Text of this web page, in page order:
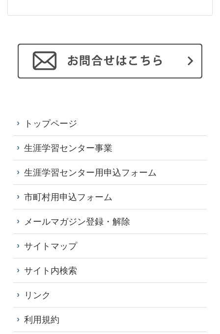
トップページ
生涯学習センター事業
生涯学習センター用申込フォーム
市町村用申込フォーム
メールマガジン登録・解除
サイトマップ
サイト内検索
リンク
利用規約